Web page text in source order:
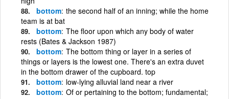
bottom the second half of an inning; while the home
team is at bat
bottom The floor upon which any body of water
rests (Bates & Jackson 1987)
bottom The bottom thing or layer in a series of
things or layers is the lowest one. There's an extra duvet
in the bottom drawer of the cupboard. top
bottom low-lying alluvial land near a river
bottom Of or pertaining to the bottom; fundamental;